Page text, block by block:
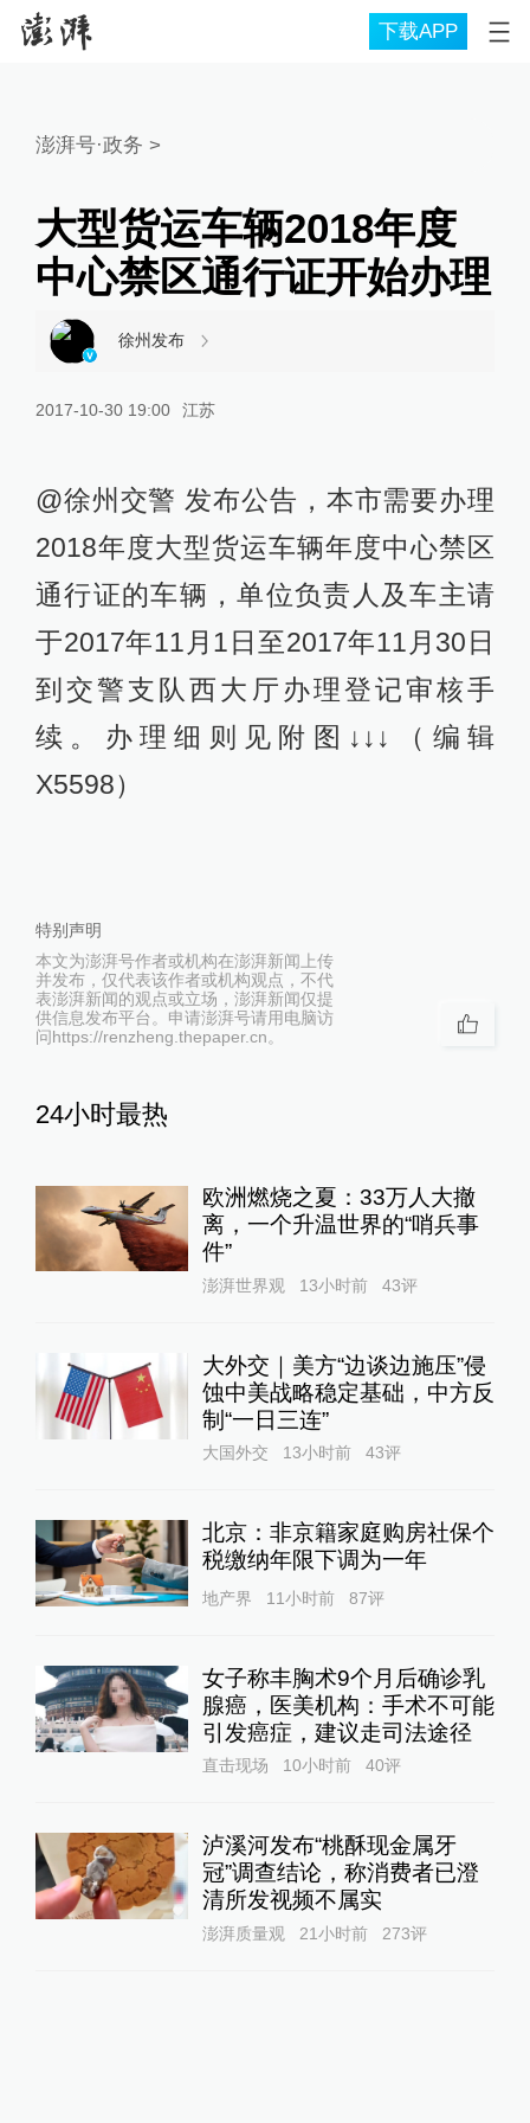
下载APP
澎湃号·政务 >
大型货运车辆2018年度
中心禁区通行证开始办理
徐州发布
2017-10-30 19:00 江苏
@徐州交警 发布公告，本市需要办理
2018年度大型货运车辆年度中心禁区
通行证的车辆，单位负责人及车主请
于2017年11月1日至2017年11月30日
到交警支队西大厅办理登记审核手
续。办理细则见附图↓↓↓（编辑
X5598）
特别声明
本文为澎湃号作者或机构在澎湃新闻上传
并发布，仅代表该作者或机构观点，不代
表澎湃新闻的观点或立场，澎湃新闻仅提
供信息发布平台。申请澎湃号请用电脑访
问https://renzheng.thepaper.cn。
24小时最热
欧洲燃烧之夏：33万人大撤
离，一个升温世界的“哨兵事
件”
澎湃世界观 13小时前 43评
大外交｜美方“边谈边施压”侵
蚀中美战略稳定基础，中方反
制“一日三连”
大国外交 13小时前 43评
北京：非京籍家庭购房社保个
税缴纳年限下调为一年
地产界 11小时前 87评
女子称丰胸术9个月后确诊乳
腺癌，医美机构：手术不可能
引发癌症，建议走司法途径
直击现场 10小时前 40评
泸溪河发布“桃酥现金属牙
冠”调查结论，称消费者已澄
清所发视频不属实
澎湃质量观 21小时前 273评